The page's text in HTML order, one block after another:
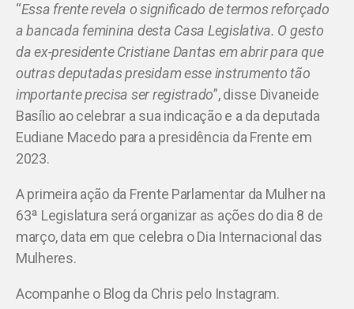
“Essa frente revela o significado de termos reforçado
a bancada feminina desta Casa Legislativa. O gesto
da ex-presidente Cristiane Dantas em abrir para que
outras deputadas presidam esse instrumento tão
importante precisa ser registrado”, disse Divaneide
Basílio ao celebrar a sua indicação e a da deputada
Eudiane Macedo para a presidência da Frente em
2023.
A primeira ação da Frente Parlamentar da Mulher na
63ª Legislatura será organizar as ações do dia 8 de
março, data em que celebra o Dia Internacional das
Mulheres.
Acompanhe o Blog da Chris pelo Instagram.